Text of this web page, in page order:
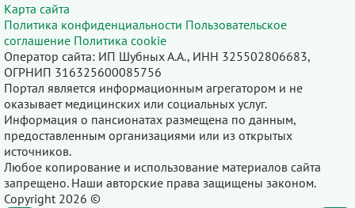
Карта сайта
Политика конфиденциальности Пользовательское
соглашение Политика cookie
Оператор сайта: ИП Шубных А.А., ИНН 325502806683,
ОГРНИП 316325600085756
Портал является информационным агрегатором и не
оказывает медицинских или социальных услуг.
Информация о пансионатах размещена по данным,
предоставленным организациями или из открытых
источников.
Любое копирование и использование материалов сайта
запрещено. Наши авторские права защищены законом.
Copyright 2026 ©